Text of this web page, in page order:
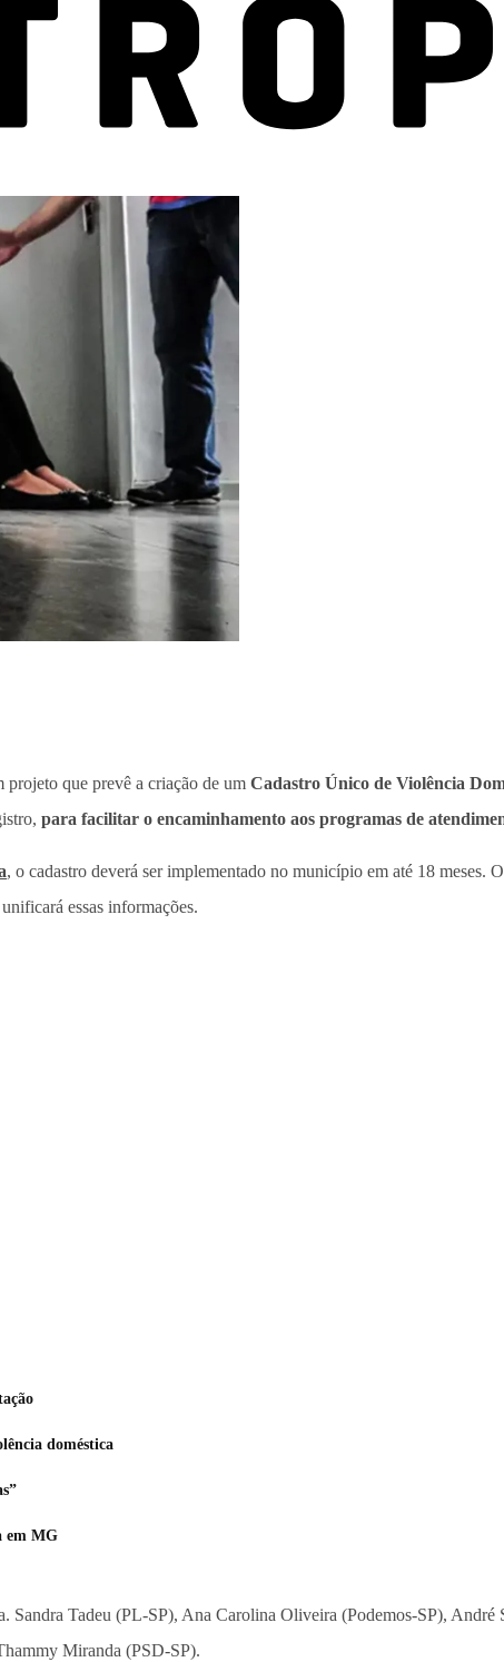
projeto que prevê a criação de um Cadastro Único de Violência
para facilitar o encaminhamento aos programas de
, o cadastro deverá ser implementado no município em até 18 meses.
essas informações.
doméstica
em MG
Sandra Tadeu (PL-SP), Ana Carolina Oliveira (Podemos-SP),
Miranda (PSD-SP).